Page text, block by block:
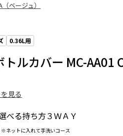
ベージュ）
0.36L用
ルカバー MC-AA01
見る
べる持ち方３ＷＡＹ
※ネットに入れて手洗いコース